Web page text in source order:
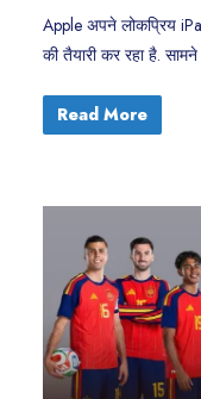
Apple अपने लोकप्रिय
की तैयारी कर रहा है.
Read More